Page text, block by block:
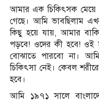
আমার এক চিকিৎসক মেয়ে
গেছে। আমি ভাবছিলাম
কিছু হয়ে যায়, আমার
পড়বে! ওদের কী হবে! ওই
বোঝাতে পারবো না।
চিকিৎসা নেই। কেবল
হবে।
আমি ১৯৭১ সালে